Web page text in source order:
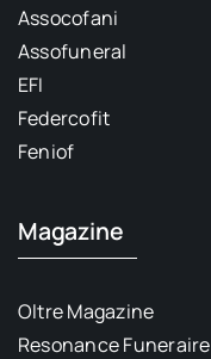
Assocofani
Assofuneral
EFI
Federcofit
Feniof
Magazine
Oltre Magazine
Resonance Funeraire